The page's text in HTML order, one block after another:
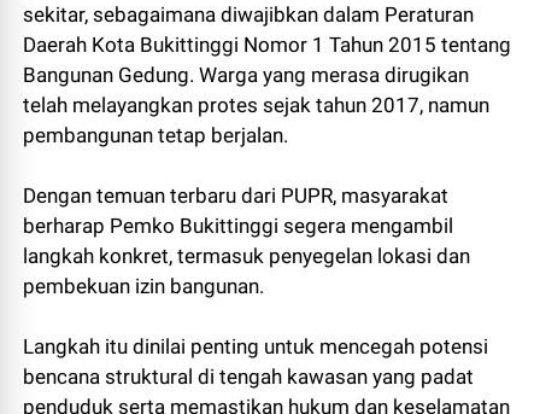
sekitar, sebagaimana diwajibkan dalam Peraturan
Daerah Kota Bukittinggi Nomor 1 Tahun 2015 tentang
Bangunan Gedung. Warga yang merasa dirugikan
telah melayangkan protes sejak tahun 2017, namun
pembangunan tetap berjalan.
Dengan temuan terbaru dari PUPR, masyarakat
berharap Pemko Bukittinggi segera mengambil
langkah konkret, termasuk penyegelan lokasi dan
pembekuan izin bangunan.
Langkah itu dinilai penting untuk mencegah potensi
bencana struktural di tengah kawasan yang padat
penduduk serta memastikan hukum dan keselamatan